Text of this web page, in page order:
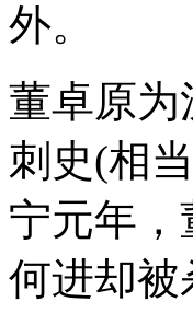
外。
董卓原为
刺史(相
宁元年
何进却被